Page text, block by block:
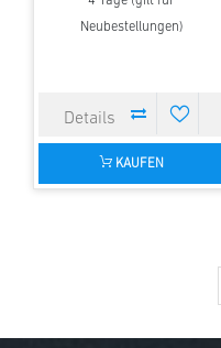
Neubestellungen)
KAUFEN